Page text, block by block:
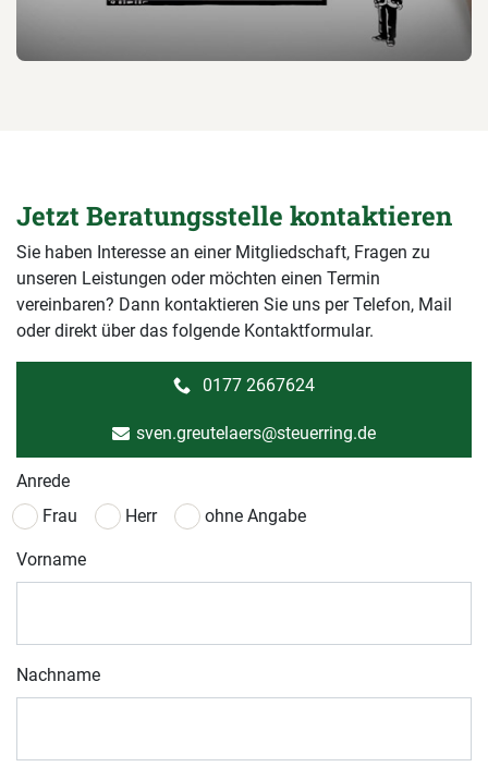
Jetzt Beratungsstelle kontaktieren
Sie haben Interesse an einer Mitgliedschaft, Fragen zu
unseren Leistungen oder möchten einen Termin
vereinbaren? Dann kontaktieren Sie uns per Telefon, Mail
oder direkt über das folgende Kontaktformular.
0177 2667624
sven.greutelaers@steuerring.de
Anrede
Frau
Herr ohne Angabe
Vorname
Nachname